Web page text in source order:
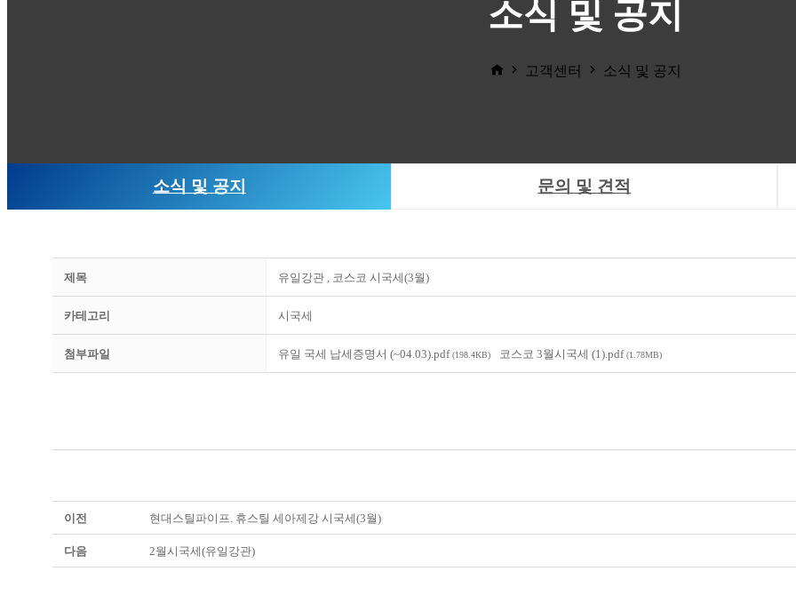
소식 및 공지
고객센터 소식 및 공지
소식 및 공지 문의 및 견적
제목 유일강관 , 코스코 시국세(3월)
카테고리 시국세
첨부파일 유일 국세 납세증명서 (~04.03).pdf(198.4KB) 코스코 3월시국세 (1).pdf(1.78MB)
이전 현대스틸파이프. 휴스틸 세아제강 시국세(3월)
다음 2월시국세(유일강관)